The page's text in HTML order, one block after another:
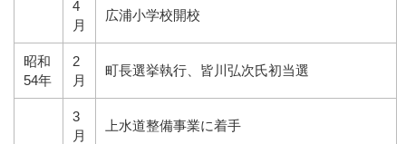
4
月
広浦小学校開校
昭和
54年
2
月
町長選挙執行、皆川弘次氏初当選
3
月
上水道整備事業に着手